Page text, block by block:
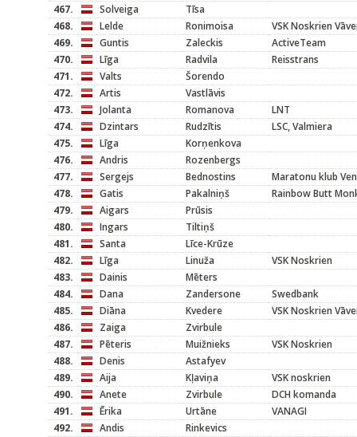
467.
Solveiga
Tīsa
468.
Lelde Ronimoisa
VSK Noskrien
469.
Guntis Zaleckis
ActiveTeam
470.
Līga Radvila
Reisstrans
471.
Valts
Šorendo
472.
Artis
Vastlāvis
473.
Jolanta Romanova
LNT
474.
Dzintars Rudzītis
LSC, Valmiera
475.
Līga
Korņenkova
476.
Andris
Rozenbergs
477.
Sergejs Bednostins
Maratonu klub
478.
Gatis Pakalniņš
Rainbow Butt
479.
Aigars
Prūsis
480.
Ingars
Tiltiņš
481.
Santa
Līce-Krūze
482.
Līga Linuža
VSK Noskrien
483.
Dainis
Mēters
484.
Dana Zandersone
Swedbank
485.
Diāna Kvedere
VSK Noskrien
486.
Zaiga
Zvirbule
487.
Pēteris Muižnieks
VSK Noskrien
488.
Denis
Astafyev
489.
Aija Kļaviņa
VSK noskrien
490.
Anete Zvirbule
DCH komanda
491.
Ērika Urtāne
VANAGI
492.
Andis Rinkevics